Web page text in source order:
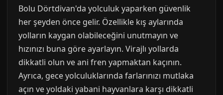
Bolu Dörtdivan'da yolculuk yaparken güvenlik
her şeyden önce gelir. Özellikle kış aylarında
yolların kaygan olabileceğini unutmayın ve
hızınızı buna göre ayarlayın. Virajlı yollarda
dikkatli olun ve ani fren yapmaktan kaçının.
Ayrıca, gece yolculuklarında farlarınızı mutlaka
açın ve yoldaki yabani hayvanlara karşı dikkatli